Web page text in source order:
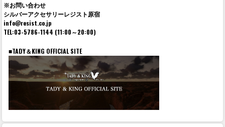
※お問い合わせ
シルバーアクセサリーレジスト原宿
info@resist.co.jp
TEL:03-5786-1144 (11:00～20:00)
■TADY＆KING OFFICIAL SITE